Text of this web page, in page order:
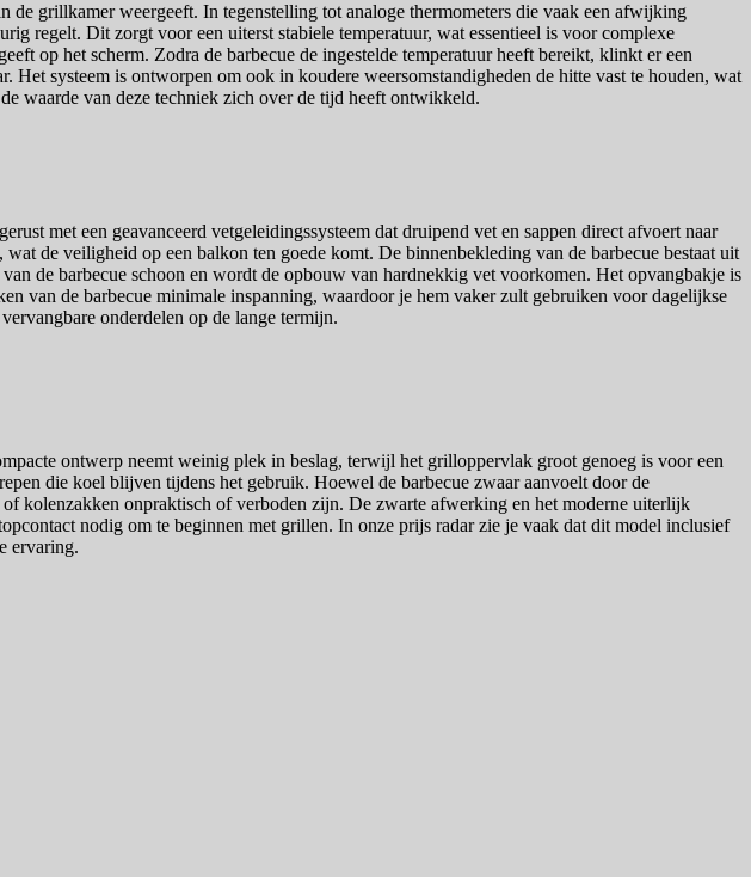
grillkamer weergeeft. In tegenstelling tot analoge thermometers die vaak een afwijking
regelt. Dit zorgt voor een uiterst stabiele temperatuur, wat essentieel is voor complexe
op het scherm. Zodra de barbecue de ingestelde temperatuur heeft bereikt, klinkt er een
systeem is ontworpen om ook in koudere weersomstandigheden de hitte vast te houden, wat
waarde van deze techniek zich over de tijd heeft ontwikkeld.
met een geavanceerd vetgeleidingssysteem dat druipend vet en sappen direct afvoert naar
de veiligheid op een balkon ten goede komt. De binnenbekleding van de barbecue bestaat uit
de barbecue schoon en wordt de opbouw van hardnekkig vet voorkomen. Het opvangbakje is
van de barbecue minimale inspanning, waardoor je hem vaker zult gebruiken voor dagelijkse
onderdelen op de lange termijn.
ontwerp neemt weinig plek in beslag, terwijl het grilloppervlak groot genoeg is voor een
die koel blijven tijdens het gebruik. Hoewel de barbecue zwaar aanvoelt door de
kolenzakken onpraktisch of verboden zijn. De zwarte afwerking en het moderne uiterlijk
nodig om te beginnen met grillen. In onze prijs radar zie je vaak dat dit model inclusief
ervaring.